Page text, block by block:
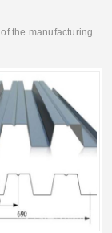
the manufacturing